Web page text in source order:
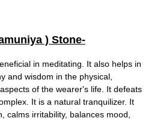
) Stone-
in meditating. It also helps in
and wisdom in the physical,
of the wearer's life. It defeats
It is a natural tranquilizer. It
calms irritability, balances mood,